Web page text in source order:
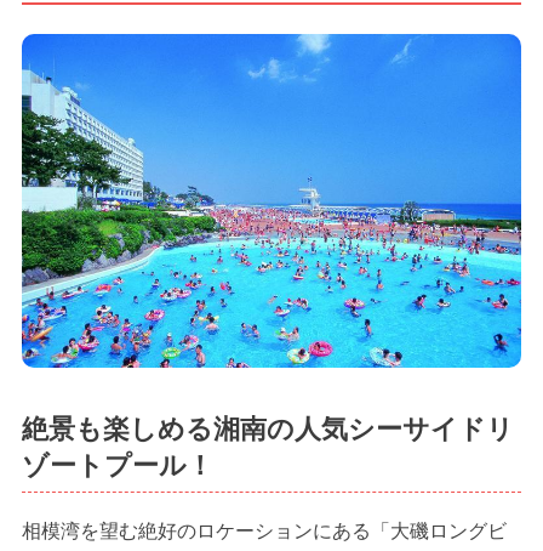
絶景も楽しめる湘南の人気シーサイドリ
ゾートプール！
相模湾を望む絶好のロケーションにある「大磯ロングビ